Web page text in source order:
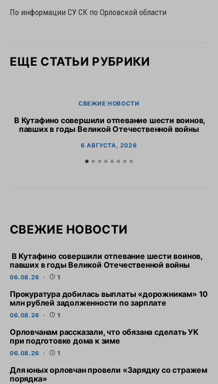
По информации СУ СК по Орловской области
ЕЩЕ СТАТЬИ РУБРИКИ
СВЕЖИЕ НОВОСТИ
В Кутафино совершили отпевание шести воинов,
павших в годы Великой Отечественной войны
6 АВГУСТА, 2026
СВЕЖИЕ НОВОСТИ
В Кутафино совершили отпевание шести воинов,
павших в годы Великой Отечественной войны
06.08.26 1
Прокуратура добилась выплаты «дорожникам» 10
млн рублей задолженности по зарплате
06.08.26 1
Орловчанам рассказали, что обязана сделать УК
при подготовке дома к зиме
06.08.26 1
Для юных орловчан провели «Зарядку со стражем
порядка»